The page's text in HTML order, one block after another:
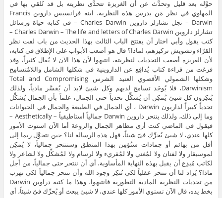
حوَّله بعد قليل وتحدَّث عن أن الغريزة تتحدَّى نظريته بل قد تُلقي بها في
المهاوي في نظر مَن يدرس هذه النظرية، ابنه فرانسيس داروين Francis
Darwin – نجل تشارلز داروين Charles Darwin – في كتابه حياة ورسائل
تشارلز داروين Charles Darwin – The life and letters of Charles Darwin –
كتب يقول وأبي اختار أن يفتتح الباب الثالث بهذا الحديث من باب لفت نظر
القرّاء وتشويش تركيزهم، لماذا؟ قال هو أصعب الأبواب على الإطلاق في كتابه،
لأن الغريزة أصعب التحديات لنظريته، انتبهوا لأن هذا الآن لا يُقال كثيراً، وقد
فرغت من قراءة كتاب يُدافِع عن الداروينية في شكلها الشامل واللامُتسامِح
وشكلها الشمولي الأقصوي العنيد الشرس Total and Compromising
Darwinism، فلا يُوجَد تسامح لديهم وكل شيئ لابد أن يُفسَّر مادياً، ولذلك
يُنكِرون كل شيئ يُمكِن أن يُشكِّل تحدياً حتى الجمال، علماً بأن الجمال يُشكِّل
تحدياً كبيراً لداريون Darwin ، أي الجمال في الطبيعة والجمال في الحيوانات
وما إلى ذلك، ولذلك ينتحر داروين Darwin جمالياً أستاطيقياً – Aesthetically –
فيقول في الماضي كنت أرى مظاهر الجمال والروعة أما الآن استوت الأمور
كلها عندي، لا شيئ يُحرِّك فىّ شيئاً، فهل هذه الرسالة لنا؟ حين نتحوَّل ربما إلى
أقل من بهائم أو جمادات سنُؤمِن بهذا المنطق وسننتحر جمالياً، لا يُمكِن
لموسيقار ولا لفنان ولا لمُغني ولا لمُقريء ولا لرسام ولا لمُشكِّل ولا لشاعر ولا
لكاتب مُبدِع أن يقبل بهذه النهاية المأساوية، أي أن ننتحر حتى جمالياً، من أجل
ماذا؟ يُراد لنا أن ننتحر عقلياً لكي نُنكِر وجود الله وأن ننتحر جمالياً لكي نهرب
من تحديات النظرية المادية التطورية فانتبهوا، وهذا ما كتبه دراوين Darwin
بخط يده، قال الآن تستوي الأمور كلها عندي، لا شيئ يبعث أو يُحرِّك فىّ شيئاً، أي